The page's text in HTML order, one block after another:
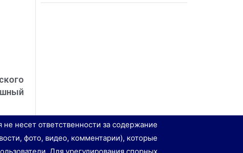
несет ответственности за содержание
фото, видео, комментарии), которые